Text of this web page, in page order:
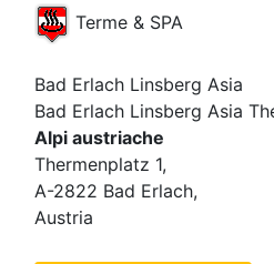
Terme & SPA
Bad Erlach Linsberg Asia
Bad Erlach Linsberg Asia
Alpi austriache
Thermenplatz 1,
A-2822 Bad Erlach,
Austria